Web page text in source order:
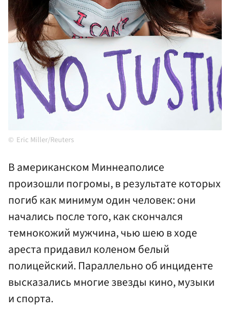
Eric Miller/Reuters
В американском Миннеаполисе
произошли погромы, в результате которых
погиб как минимум один человек: они
начались после того, как скончался
темнокожий мужчина, чью шею в ходе
ареста придавил коленом белый
полицейский. Параллельно об инциденте
высказались многие звезды кино, музыки
и спорта.